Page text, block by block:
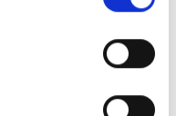
les problèmes en
Il existe des sites et
pour cela. La
mentionne